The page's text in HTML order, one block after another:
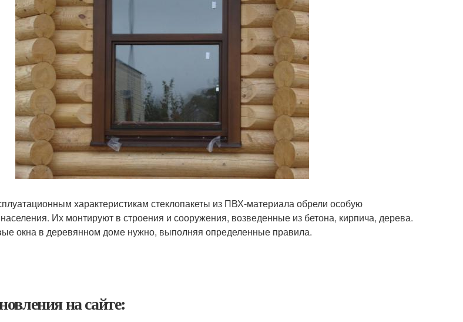
характеристикам стеклопакеты из ПВХ-материала обрели особую
Их монтируют в строения и сооружения, возведенные из бетона, кирпича, дерева.
окна в деревянном доме нужно, выполняя определенные правила.
на сайте: